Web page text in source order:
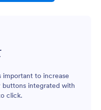
to increase
integrated with
click.